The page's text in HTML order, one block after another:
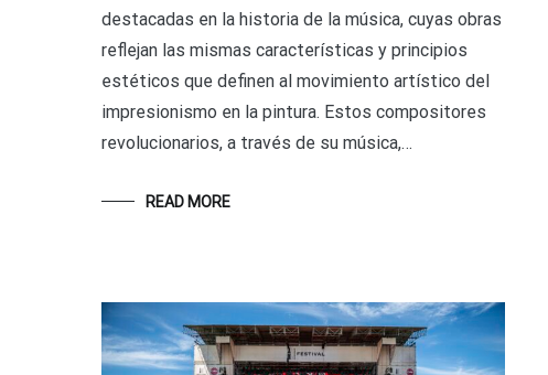
destacadas en la historia de la música, cuyas obras
reflejan las mismas características y principios
estéticos que definen al movimiento artístico del
impresionismo en la pintura. Estos compositores
revolucionarios, a través de su música,…
READ MORE